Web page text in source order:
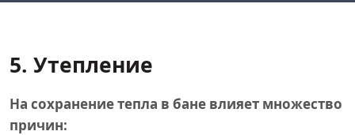
5. Утепление
На сохранение тепла в бане влияет множество
причин: